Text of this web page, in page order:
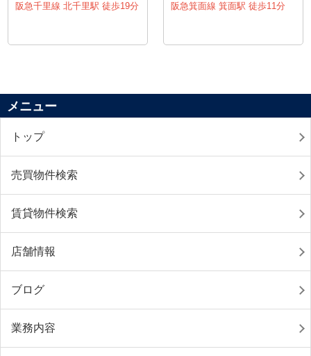
阪急千里線 北千里駅 徒歩19分 阪急箕面線 箕面駅 徒歩11分
メニュー
トップ
売買物件検索
賃貸物件検索
店舗情報
ブログ
業務内容